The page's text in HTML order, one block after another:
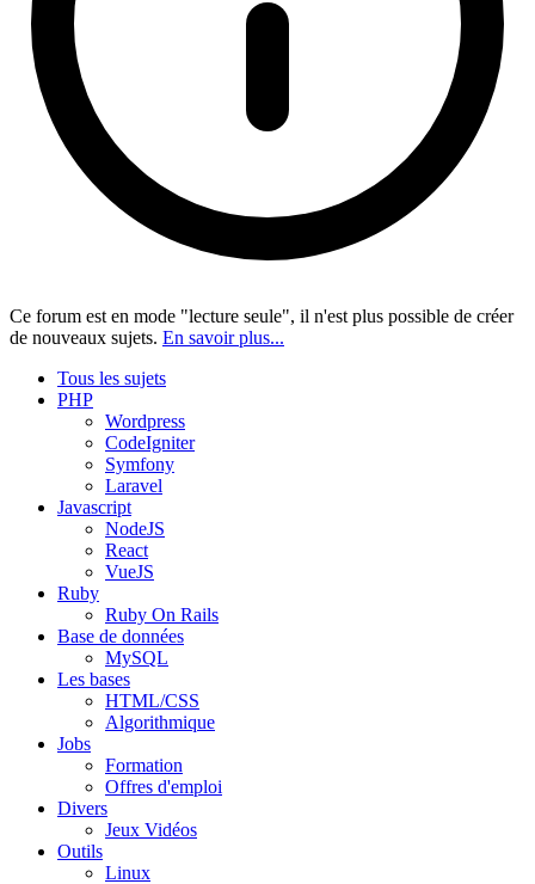
Ce forum est en mode "lecture seule", il n'est plus possible de créer
de nouveaux sujets. En savoir plus...
Tous les sujets
PHP
Wordpress
CodeIgniter
Symfony
Laravel
Javascript
NodeJS
React
VueJS
Ruby
Ruby On Rails
Base de données
MySQL
Les bases
HTML/CSS
Algorithmique
Jobs
Formation
Offres d'emploi
Divers
Jeux Vidéos
Outils
Linux